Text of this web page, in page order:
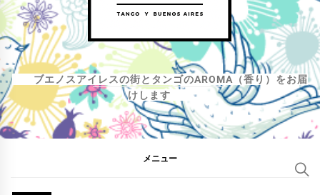
ッ
プ
ブエノスアイレスの街とタンゴのAROMA（香り）をお届
けします
メニュー